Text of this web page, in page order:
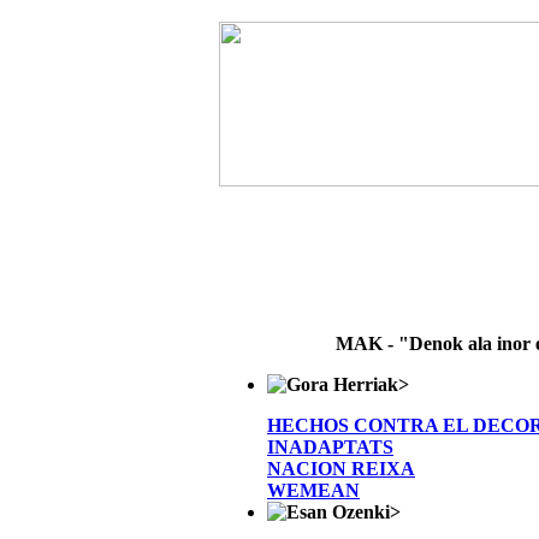
MAK - "Denok ala inor
>
HECHOS CONTRA EL
INADAPTATS
NACION REIXA
WEMEAN
>